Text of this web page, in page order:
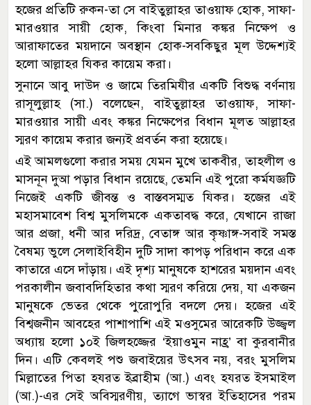
হজের প্রতিটি রুকন-তা সে বাইতুল্লাহর তাওয়াফ হোক, সাফা-
মারওয়ার সায়ী হোক, কিংবা মিনার কঙ্কর নিক্ষেপ ও
আরাফাতের ময়দানে অবস্থান হোক-সবকিছুর মূল উদ্দেশ্যই
হলো আল্লাহর যিকর কায়েম করা।
সুনানে আবু দাউদ ও জামে তিরমিযীর একটি বিশুদ্ধ বর্ণনায়
রাসূলুল্লাহ (সা.) বলেছেন, বাইতুল্লাহর তাওয়াফ, সাফা-
মারওয়ার সায়ী এবং কঙ্কর নিক্ষেপের বিধান মূলত আল্লাহর
স্মরণ কায়েম করার জন্যই প্রবর্তন করা হয়েছে।
এই আমলগুলো করার সময় যেমন মুখে তাকবীর, তাহলীল ও
মাসনূন দুআ পড়ার বিধান রয়েছে, তেমনি এই পুরো কর্মযজ্ঞটি
নিজেই একটি জীবন্ত ও বাস্তবসম্মত যিকর। হজের এই
মহাসমাবেশ বিশ্ব মুসলিমকে একতাবদ্ধ করে, যেখানে রাজা
আর প্রজা, ধনী আর দরিদ্র, বেতাঙ্গ আর কৃষ্ণাঙ্গ-সবাই সমস্ত
বৈষম্য ভুলে সেলাইবিহীন দুটি সাদা কাপড় পরিধান করে এক
কাতারে এসে দাঁড়ায়। এই দৃশ্য মানুষকে হাশরের ময়দান এবং
পরকালীন জবাবদিহিতার কথা স্মরণ করিয়ে দেয়, যা একজন
মানুষকে ভেতর থেকে পুরোপুরি বদলে দেয়। হজের এই
বিশ্বজনীন আবহের পাশাপাশি এই মওসুমের আরেকটি উজ্জ্বল
অধ্যায় হলো ১০ই জিলহজ্জের ‘ইয়াওমুন নাহ্র’ বা কুরবানীর
দিন। এটি কেবলই পশু জবাইয়ের উৎসব নয়, বরং মুসলিম
মিল্লাতের পিতা হযরত ইব্রাহীম (আ.) এবং হযরত ইসমাইল
(আ.)-এর সেই অবিস্মরণীয়, ত্যাগে ভাস্বর ইতিহাসের পরম